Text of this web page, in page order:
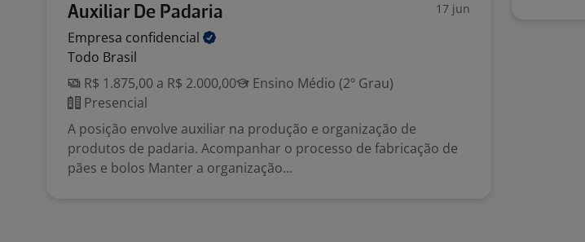
Auxiliar De Padaria 17 jun
Empresa confidencial
Todo Brasil
R$ 1.875,00 a R$ 2.000,00
Ensino Médio (2º Grau)
Presencial
A posição envolve auxiliar na produção e organização de
produtos de padaria. Acompanhar o processo de fabricação de
pães e bolos Manter a organização...